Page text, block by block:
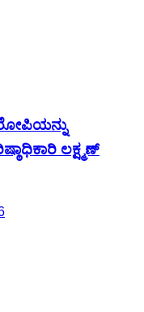
ಲಕ್ಷ್ಮಣ್